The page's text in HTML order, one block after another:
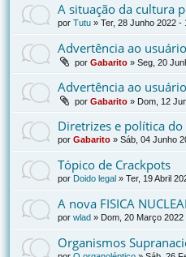
A situação da cultura
por Tutu » Ter, 28 Junho 2022 -
Advertência ao
por Gabarito » Seg, 20
Advertência ao
por Gabarito » Dom, 12
Diretrizes e política
por Gabarito » Sáb, 04 Junho
Tópico de Crackpots
por Doido legal » Ter, 19 Abril
A nova FISICA
por wlad » Dom, 20 Março
Organismos